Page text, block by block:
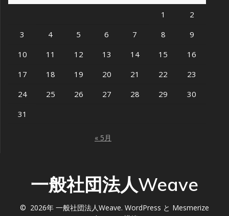
1
2
3
4 5 6 7 8
9
10
11 12 13 14 15
16
17
18 19 20 21 22
23
24
25 26 27 28 29
30
31
« 5月
一般社団法人Weave
© 2026年 一般社団法人Weave. WordPress と Mesmerize